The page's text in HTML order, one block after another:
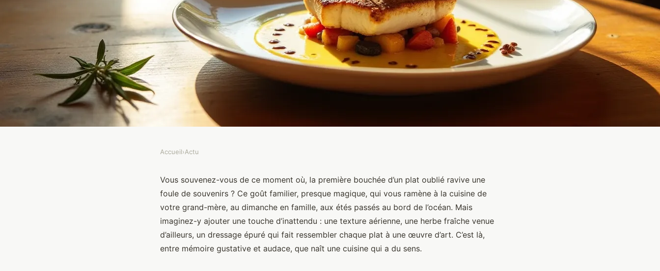
Cuisine et gastronomie : Comment
marier tradition et modernité ?
11 min de lecture
Accueil›Actu
Vous souvenez-vous de ce moment où, la première bouchée d’un plat oublié ravive une
foule de souvenirs ? Ce goût familier, presque magique, qui vous ramène à la cuisine de
votre grand-mère, au dimanche en famille, aux étés passés au bord de l’océan. Mais
imaginez-y ajouter une touche d’inattendu : une texture aérienne, une herbe fraîche venue
d’ailleurs, un dressage épuré qui fait ressembler chaque plat à une œuvre d’art. C’est là,
entre mémoire gustative et audace, que naît une cuisine qui a du sens.